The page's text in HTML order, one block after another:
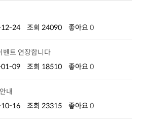
24 조회 24090 좋아요 0
벤트 연장합니다
09 조회 18510 좋아요 0
내
16 조회 23315 좋아요 0